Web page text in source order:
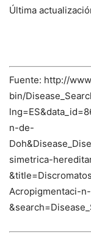
Última
Fuente: http://
bin/
n-de-
simetrica-
Acropigmentaci-